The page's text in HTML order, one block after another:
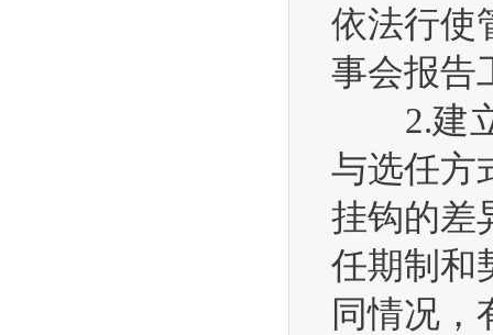
依法行使
事会报告
2.建立
与选任方
挂钩的差
任期制和
同情况，